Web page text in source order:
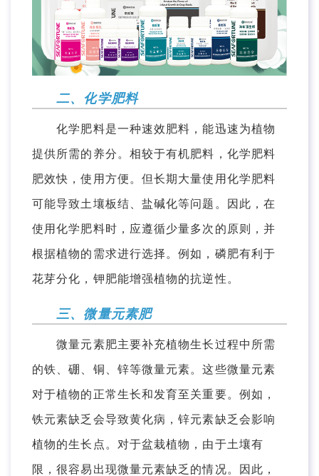
二、化学肥料
化学肥料是一种速效肥料，能迅速为植物
提供所需的养分。相较于有机肥料，化学肥料
肥效快，使用方便。但长期大量使用化学肥料
可能导致土壤板结、盐碱化等问题。因此，在
使用化学肥料时，应遵循少量多次的原则，并
根据植物的需求进行选择。例如，磷肥有利于
花芽分化，钾肥能增强植物的抗逆性。
三、微量元素肥
微量元素肥主要补充植物生长过程中所需
的铁、硼、铜、锌等微量元素。这些微量元素
对于植物的正常生长和发育至关重要。例如，
铁元素缺乏会导致黄化病，锌元素缺乏会影响
植物的生长点。对于盆栽植物，由于土壤有
限，很容易出现微量元素缺乏的情况。因此，